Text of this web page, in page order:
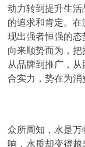
动力转到提升生
的追求和肯定。
现出强者恒强的态
向来顺势而为，把
从品牌到推广，
合实力，势在为消
众所周知，水是
响，水质却变得